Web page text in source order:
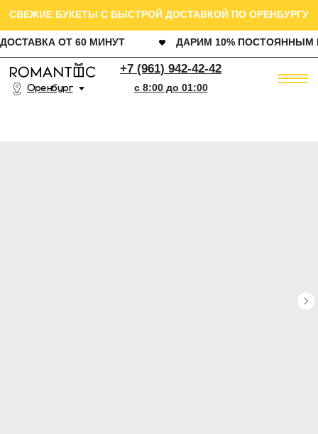
c 8:00 до 01:00
СВЕЖИЕ БУКЕТЫ С БЫСТРОЙ ДОСТАВКОЙ ПО ОРЕНБУРГУ
ДОСТАВКА ОТ 60 МИНУТ ДАРИМ 10% ПОСТОЯННЫМ КЛИЕНТАМ